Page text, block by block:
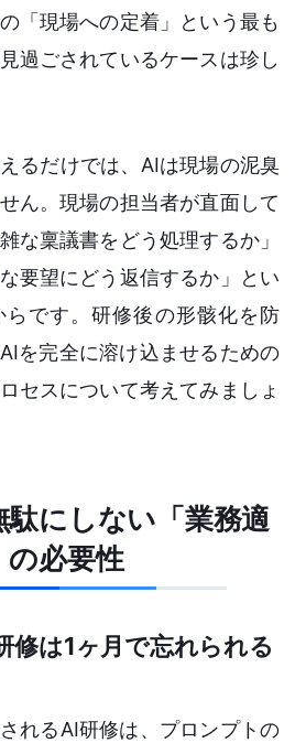
「現場への定着」という最も
過ごされているケースは珍し
るだけでは、AIは現場の泥臭
ん。現場の担当者が直面して
な稟議書をどう処理するか」
要望にどう返信するか」とい
らです。研修後の形骸化を防
を完全に溶け込ませるための
セスについて考えてみましょ
駄にしない「業務適
の必要性
修は1ヶ月で忘れられる
れるAI研修は、プロンプトの